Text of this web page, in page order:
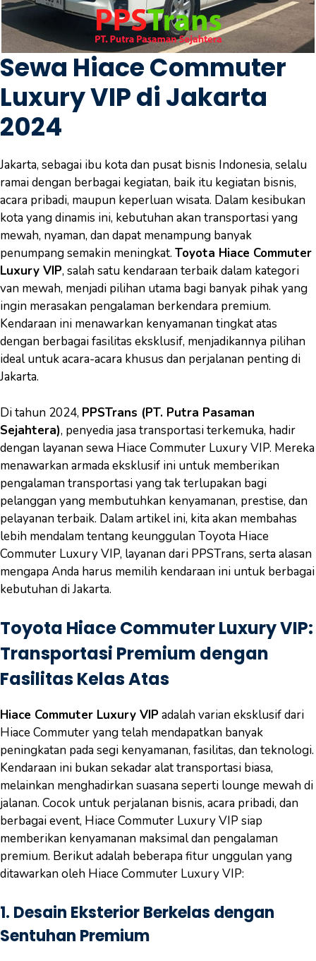
Sewa Hiace Commuter
Luxury VIP di Jakarta
2024
Jakarta, sebagai ibu kota dan pusat bisnis Indonesia, selalu
ramai dengan berbagai kegiatan, baik itu kegiatan bisnis,
acara pribadi, maupun keperluan wisata. Dalam kesibukan
kota yang dinamis ini, kebutuhan akan transportasi yang
mewah, nyaman, dan dapat menampung banyak
penumpang semakin meningkat. Toyota Hiace Commuter
Luxury VIP, salah satu kendaraan terbaik dalam kategori
van mewah, menjadi pilihan utama bagi banyak pihak yang
ingin merasakan pengalaman berkendara premium.
Kendaraan ini menawarkan kenyamanan tingkat atas
dengan berbagai fasilitas eksklusif, menjadikannya pilihan
ideal untuk acara-acara khusus dan perjalanan penting di
Jakarta.
Di tahun 2024, PPSTrans (PT. Putra Pasaman
Sejahtera), penyedia jasa transportasi terkemuka, hadir
dengan layanan sewa Hiace Commuter Luxury VIP. Mereka
menawarkan armada eksklusif ini untuk memberikan
pengalaman transportasi yang tak terlupakan bagi
pelanggan yang membutuhkan kenyamanan, prestise, dan
pelayanan terbaik. Dalam artikel ini, kita akan membahas
lebih mendalam tentang keunggulan Toyota Hiace
Commuter Luxury VIP, layanan dari PPSTrans, serta alasan
mengapa Anda harus memilih kendaraan ini untuk berbagai
kebutuhan di Jakarta.
Toyota Hiace Commuter Luxury VIP:
Transportasi Premium dengan
Fasilitas Kelas Atas
Hiace Commuter Luxury VIPadalah varian eksklusif dari
Hiace Commuter yang telah mendapatkan banyak
peningkatan pada segi kenyamanan, fasilitas, dan teknologi.
Kendaraan ini bukan sekadar alat transportasi biasa,
melainkan menghadirkan suasana seperti lounge mewah di
jalanan. Cocok untuk perjalanan bisnis, acara pribadi, dan
berbagai event, Hiace Commuter Luxury VIP siap
memberikan kenyamanan maksimal dan pengalaman
premium. Berikut adalah beberapa fitur unggulan yang
ditawarkan oleh Hiace Commuter Luxury VIP:
1. Desain Eksterior Berkelas dengan
Sentuhan Premium